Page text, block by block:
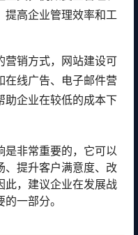
提高企业管理效率和工
营销方式，网站建设可
在线广告、电子邮件营
助企业在较低的成本下
是非常重要的，它可以
、提升客户满意度、改
此，建议企业在发展战
一部分。